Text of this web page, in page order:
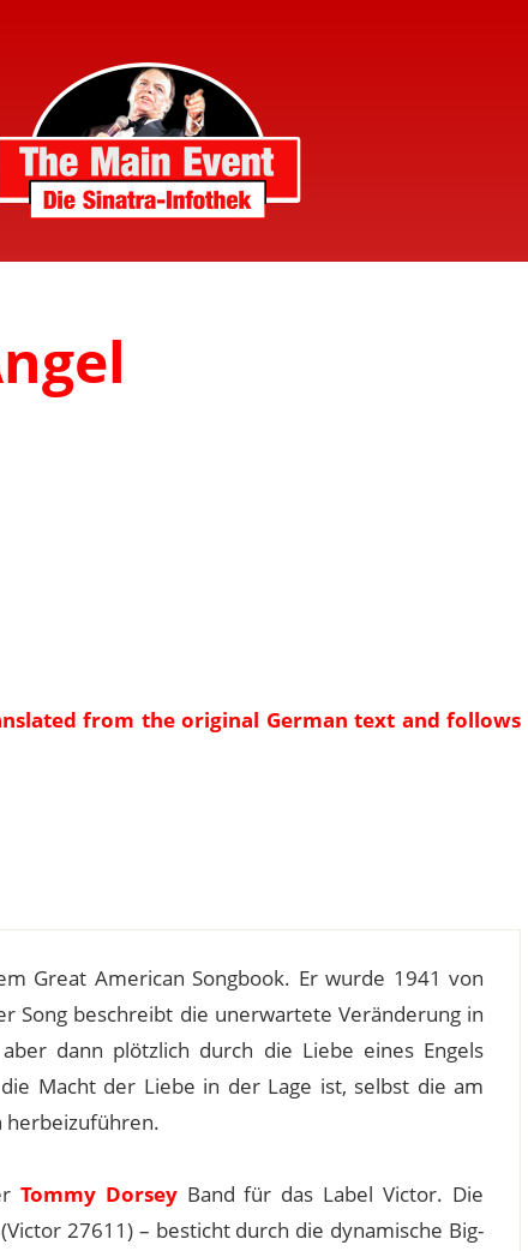
from the original German text and follows
Great American Songbook. Er wurde 1941 von
Song beschreibt die unerwartete Veränderung in
dann plötzlich durch die Liebe eines Engels
Macht der Liebe in der Lage ist, selbst die am
herbeizuführen.
Tommy DorseyBand für das Label Victor. Die
27611) – besticht durch die dynamische Big-